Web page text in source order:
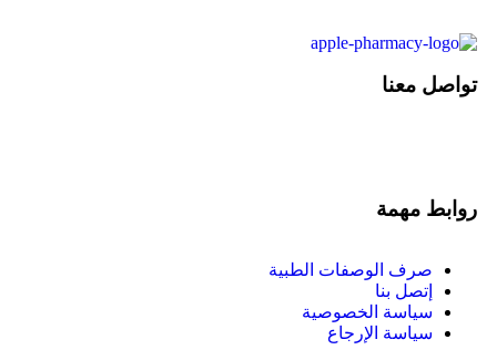
تواصل معنا
روابط مهمة
صرف الوصفات الطبية
إتصل بنا
سياسة الخصوصية
سياسة الإرجاع